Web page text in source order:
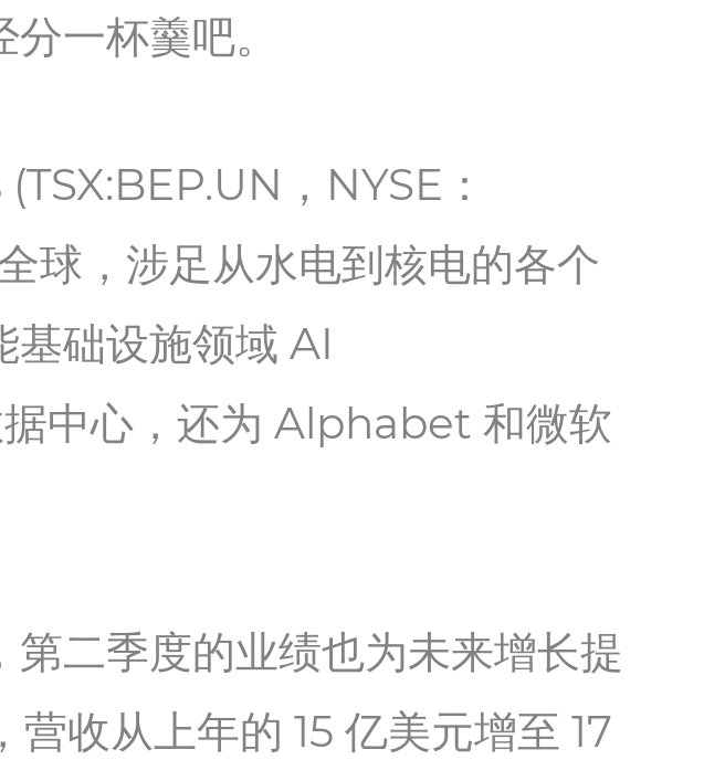
一杯羹吧。
，NYSE：
球，涉足从水电到核电的各个
基础设施领域 AI
中心，还为 Alphabet 和微软
二季度的业绩也为未来增长提
收从上年的 15 亿美元增至 17